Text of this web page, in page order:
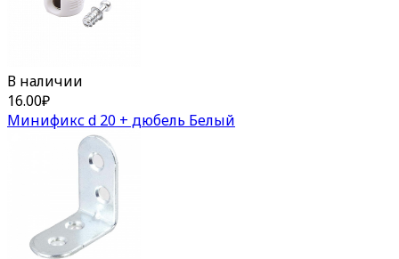
В наличии
16.00₽
Минификс d 20 + дюбель Белый